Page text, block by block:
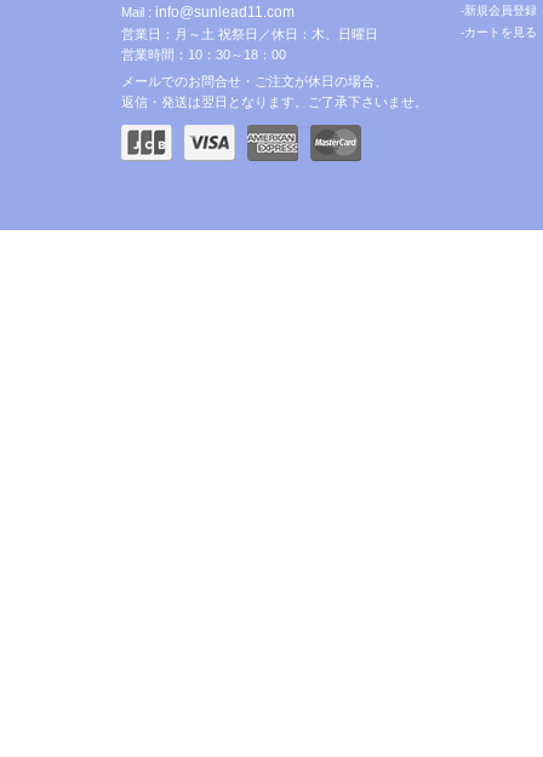
Mail : info@sunlead11.com
営業日：月～土 祝祭日／休日：木、日曜日
営業時間：10：30～18：00
メールでのお問合せ・ご注文が休日の場合、
返信・発送は翌日となります。ご了承下さいませ。
-新規会員登録
-カートを見る